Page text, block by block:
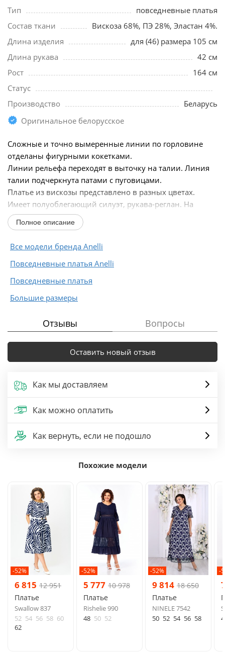
Тип
повседневные платья
Состав ткани
Вискоза 68%, ПЭ 28%, Эластан 4%.
Длина изделия
для (46) размера 105 см
Длина рукава
42 см
Рост
164 см
Статус
Производство
Беларусь
Оригинальное белорусское
Сложные и точно вымеренные линии по горловине
отделаны фигурными кокетками.
Линии рельефа переходят в выточку на талии. Линия
талии подчеркнута патами с пуговицами.
Платье из вискозы представлено в разных цветах.
Имеет полуоблегающий силуэт, рукава-реглан. На
спинке в среднем шве – застежка...
Полное описание
Все модели бренда Anelli
Повседневные платья Anelli
Повседневные платья
Большие размеры
Отзывы Вопросы
Оставить новый отзыв
Как мы доставляем
Как можно оплатить
Как вернуть, если не подошло
Похожие модели
-52%
6 815 12 951
Платье
Swallow 837
52 54 56 58 60
62
-52%
5 777 10 978
Платье
Rishelie 990
48 50 52
-52%
9 814 18 650
Платье
NINELE 7542
50 52 54 56 58
-